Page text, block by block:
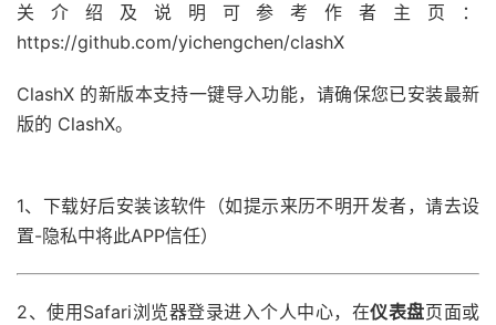
关介绍及说明可参考作者主页：
https://github.com/yichengchen/clashX
ClashX 的新版本支持一键导入功能，请确保您已安装最新
版的 ClashX。
1、下载好后安装该软件（如提示来历不明开发者，请去设
置-隐私中将此APP信任）
2、使用Safari浏览器登录进入个人中心，在仪表盘页面或